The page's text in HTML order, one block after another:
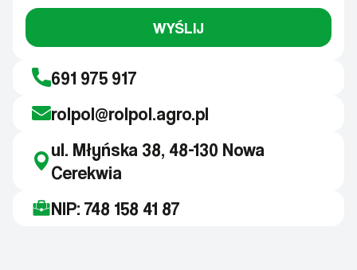
WYŚLIJ
691 975 917
rolpol@rolpol.agro.pl
ul. Młyńska 38, 48-130 Nowa
Cerekwia
NIP: 748 158 41 87